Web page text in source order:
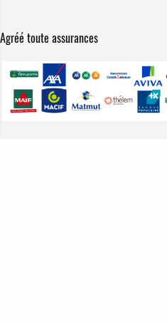
Agréé toute assurances